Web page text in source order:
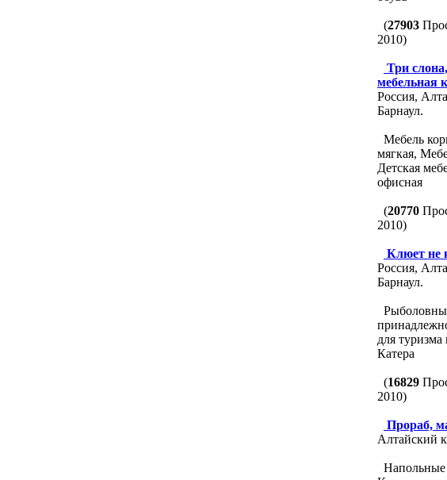
(27903
2010)
Три
мебельная
Россия,
Барнаул.
Мебель
мягкая,
Детская
офисная
(20770
2010)
Клюет не
Россия,
Барнаул.
для
Катера
(16829
2010)
Прораб,
Алтайский